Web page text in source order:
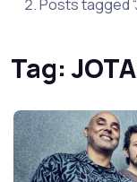
Posts tagged
Tag: